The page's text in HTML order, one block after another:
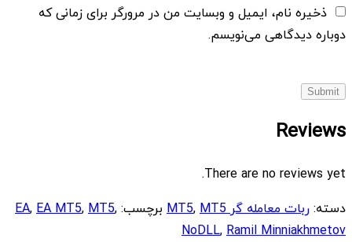
ذخیره نام، ایمیل و وبسایت من در مرورگر برای زمانی که
دوباره دیدگاهی می‌نویسم.
Reviews
There are no reviews yet.
دسته:ربات معامله گر MT5 ,MT5 برچسب: EA,EA MT5,MT5,
NoDLL,Ramil Minniakhmetov